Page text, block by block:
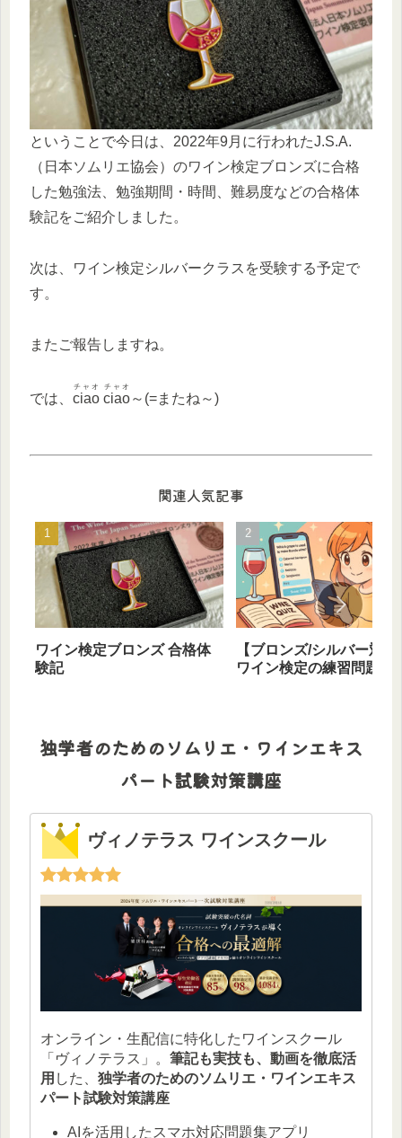
ということで今日は、2022年9月に行われたJ.S.A.
（日本ソムリエ協会）のワイン検定ブロンズに合格
した勉強法、勉強期間・時間、難易度などの合格体
験記をご紹介しました。
次は、ワイン検定シルバークラスを受験する予定で
す。
またご報告しますね。
では、 ciao ciao
チャオ チャオ
～(=またね～)
関連人気記事
ワイン検定ブロンズ 合格体
験記
【ブロンズ/シルバー対応
ワイン検定の練習問題は
独学者のためのソムリエ・ワインエキス
パート試験対策講座
ヴィノテラス ワインスクール
オンライン・生配信に特化したワインスクール
「ヴィノテラス」。筆記も実技も、動画を徹底活
用 した、独学者のためのソムリエ・ワインエキス
パート試験対策講座
AIを活用したスマホ対応問題集アプリ